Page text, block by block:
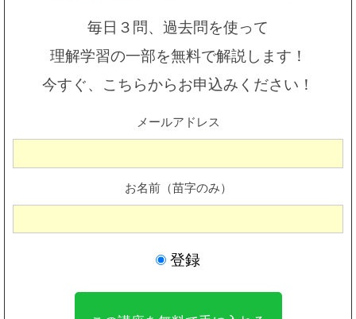
毎日３問、過去問を使って
理解学習の一部を無料で解説します！
今すぐ、こちらからお申込みください！
メールアドレス
お名前（苗字のみ）
登録